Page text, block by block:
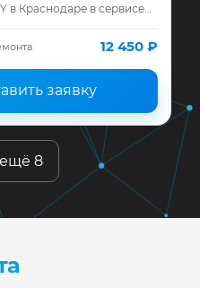
в Краснодаре в сервисе
до ремонта, запчасти и
12 450 ₽
заявку
8